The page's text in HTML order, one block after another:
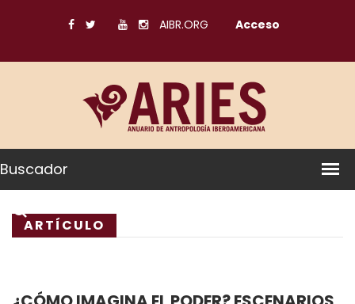
AIBR.ORG Acceso
Buscador
ARTÍCULO